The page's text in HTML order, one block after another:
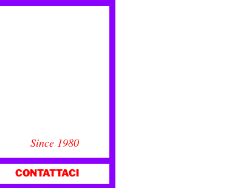
Since 1980
CONTATTACI